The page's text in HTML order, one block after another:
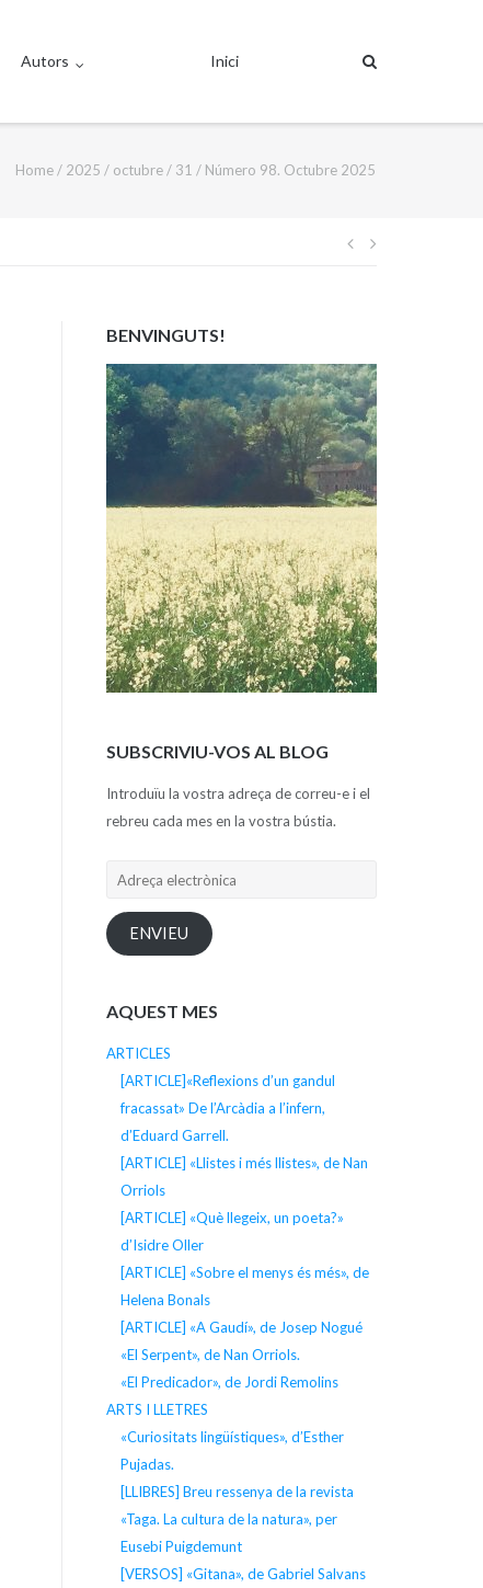
Autors Inici
Home/ 2025 / octubre/ 31 / Número 98. Octubre 2025
Navegació
BENVINGUTS!
SUBSCRIVIU-VOS AL BLOG
Introduïu la vostra adreça de correu-e i el
rebreu cada mes en la vostra bústia.
Adreça
ENVIEU
AQUEST MES
ARTICLES
[ARTICLE]«Reflexions d’un gandul
fracassat» De l’Arcàdia a l’infern,
d’Eduard Garrell.
[ARTICLE] «Llistes i més llistes», de Nan
Orriols
[ARTICLE] «Què llegeix, un poeta?»
d’Isidre Oller
[ARTICLE] «Sobre el menys és més», de
Helena Bonals
[ARTICLE] «A Gaudí», de Josep Nogué
«El Serpent», de Nan Orriols.
«El Predicador», de Jordi Remolins
ARTS I LLETRES
«Curiositats lingüístiques», d’Esther
Pujadas.
[LLIBRES] Breu ressenya de la revista
«Taga. La cultura de la natura», per
Eusebi Puigdemunt
[VERSOS] «Gitana», de Gabriel Salvans